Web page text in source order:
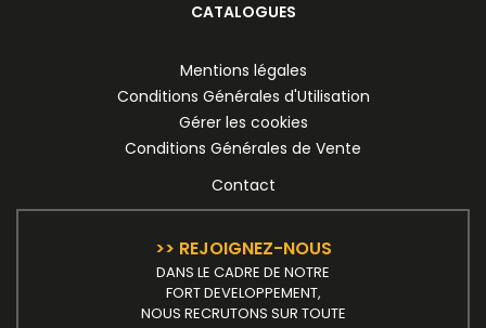
CATALOGUES
Mentions légales
Conditions Générales d'Utilisation
Gérer les cookies
Conditions Générales de Vente
Contact
>> REJOIGNEZ-NOUS
DANS LE CADRE DE NOTRE
FORT DEVELOPPEMENT,
NOUS RECRUTONS SUR TOUTE